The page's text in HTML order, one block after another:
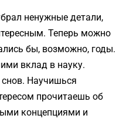
ненужные детали,
Теперь можно
бы, возможно, годы.
вклад в науку.
Научишься
прочитаешь об
концепциями и